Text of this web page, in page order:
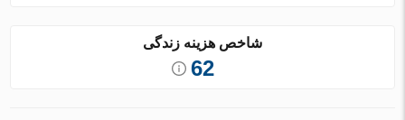
شاخص هزینه زندگی
62